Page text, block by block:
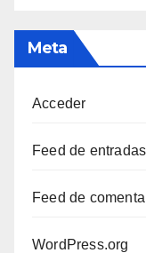
Meta
Acceder
Feed de entradas
Feed de
WordPress.org